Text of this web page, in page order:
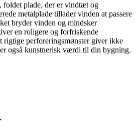
foldet plade, der er vindtæt og
metalplade tillader vinden at passere
bryder vinden og mindsker
en roligere og forfriskende
rigtige perforeringsmønster giver ikke
også kunstnerisk værdi til din bygning.